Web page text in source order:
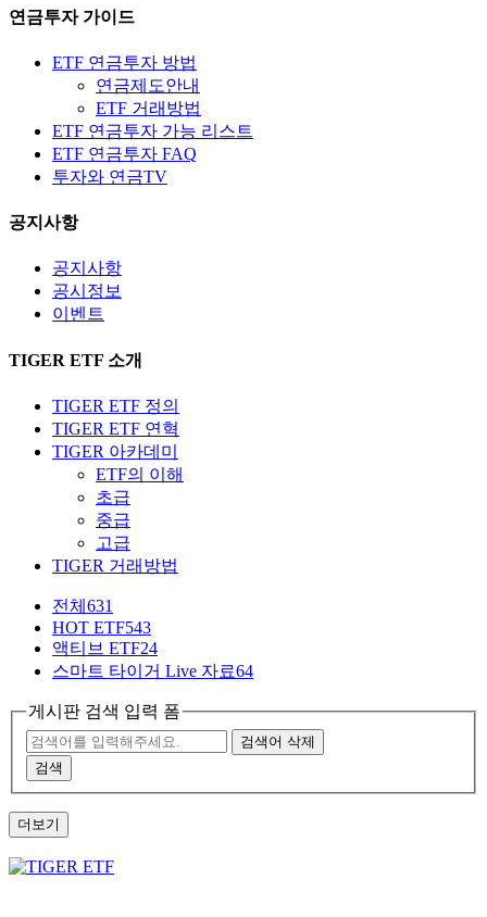
연금투자 가이드
ETF 연금투자 방법
연금제도안내
ETF 거래방법
ETF 연금투자 가능 리스트
ETF 연금투자 FAQ
투자와 연금TV
공지사항
공지사항
공시정보
이벤트
TIGER ETF 소개
TIGER ETF 정의
TIGER ETF 연혁
TIGER 아카데미
ETF의 이해
초급
중급
고급
TIGER 거래방법
전체 631
HOT ETF543
액티브 ETF24
스마트 타이거 Live 자료64
게시판 검색 입력 폼
검색어 삭제
검색
더보기